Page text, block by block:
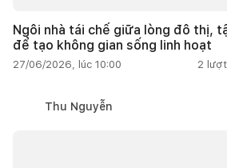
Ngôi nhà tái chế giữa lòng đô thị,
để tạo không gian sống linh hoạt
27/06/2026, lúc 10:00 2
Thu Nguyễn